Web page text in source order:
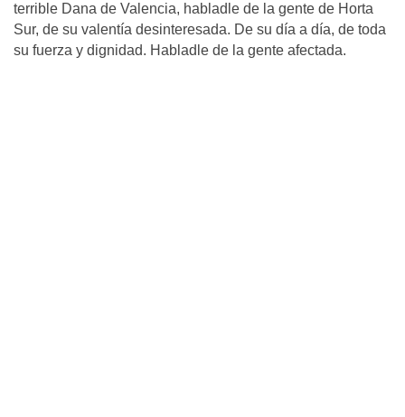
terrible Dana de Valencia, habladle de la gente de Horta
Sur, de su valentía desinteresada. De su día a día, de toda
su fuerza y dignidad. Habladle de la gente afectada.